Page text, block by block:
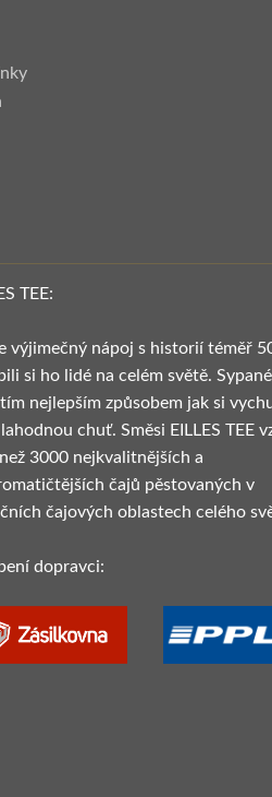
TEE:
výjimečný nápoj s historií téměř
si ho lidé na celém světě.
nejlepším způsobem jak si
chuť. Směsi EILLES TEE
3000 nejkvalitnějších a
čajů pěstovaných v
čajových oblastech celého
dopravci: